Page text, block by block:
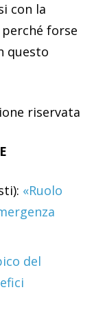
con la
perché forse
questo
riservata
«Ruolo
del